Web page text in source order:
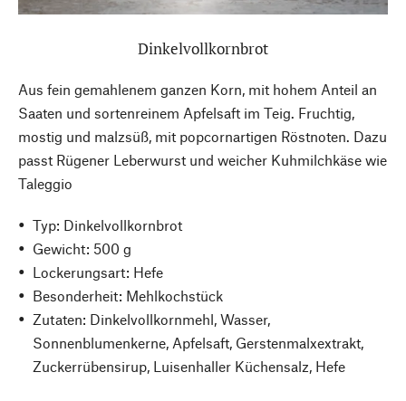
Dinkelvollkornbrot
Aus fein gemahlenem ganzen Korn, mit hohem Anteil an
Saaten und sortenreinem Apfelsaft im Teig. Fruchtig,
mostig und malzsüß, mit popcornartigen Röstnoten. Dazu
passt Rügener Leberwurst und weicher Kuhmilchkäse wie
Taleggio
Typ: Dinkelvollkornbrot
Gewicht: 500 g
Lockerungsart: Hefe
Besonderheit: Mehlkochstück
Zutaten: Dinkelvollkornmehl, Wasser,
Sonnenblumenkerne, Apfelsaft, Gerstenmalxextrakt,
Zuckerrübensirup, Luisenhaller Küchensalz, Hefe